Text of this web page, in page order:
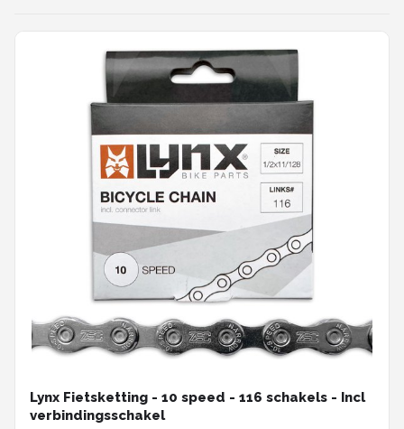
Lynx Fietsketting - 10 speed - 116 schakels - Incl
verbindingsschakel